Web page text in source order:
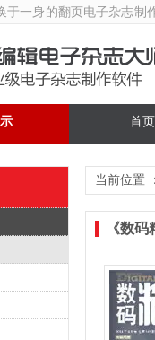
于一身的翻页 电子杂志制
首页
当前位置 ：
《数